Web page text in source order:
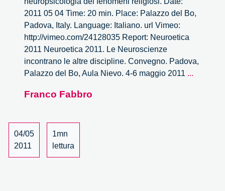
2011 05 04 Time: 20 min. Place: Palazzo del Bo,
Padova, Italy. Language: Italiano. url Vimeo:
http://vimeo.com/24128035 Report: Neuroetica
2011 Neuroetica 2011. Le Neuroscienze
incontrano le altre discipline. Convegno. Padova,
Palazzo del Bo, Aula Nievo. 4-6 maggio 2011 ...
Franco Fabbro
04/05
2011
1mn
lettura